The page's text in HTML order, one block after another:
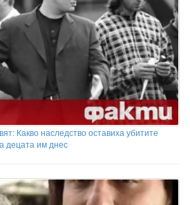
Какво наследство оставиха убитите
децата им днес